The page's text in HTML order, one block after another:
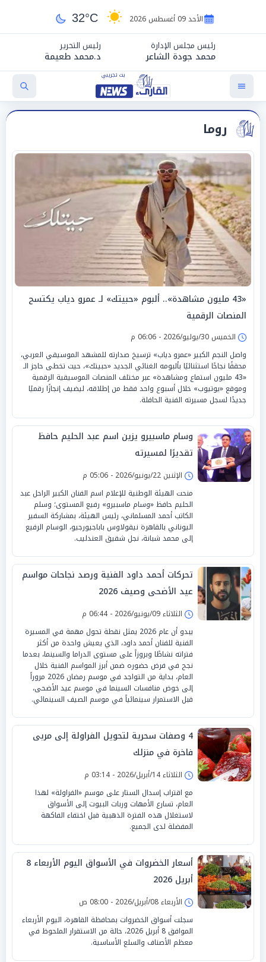
الأحد 09 أغسطس 2026 32°C
رئيس مجلس الإدارة
محمد جودة الشاعر
رئيس التحرير
د.محمد طعيمة
روما
«43 مليون مشاهدة».. ألبوم «حبيتك» لـ عمرو دياب يكتسح
المنصات الرقمية
الخميس 30/يوليو/2026 - 06:06 م
واصل النجم الكبير «عمرو دياب» ترسيخ صدارته للمشهد الموسيقي العربي،
محققًا نجاحًا استثنائيًا بألبومه الغنائي الجديد «حبيتك»، حيث تخطى حاجز الـ
«43 مليون استماع ومشاهدة» عبر مختلف المنصات الموسيقية الرقمية
وموقع «يوتيوب» خلال أسبوع واحد فقط من إطلاقه، ليضيف إنجازًا رقميًا
جديدًا لسجل مسيرته الفنية الحافلة.
وسام ماسبيرو يزين اسم عبد الحليم حافظ
تقديرًا لمسيرته
الإثنين 22/يونيو/2026 - 05:06 م
منحت الهيئة الوطنية للإعلام اسم الفنان الكبير الراحل عبد
الحليم حافظ «وسام ماسبيرو» رفيع المستوى؛ وسلم
الكاتب أحمد المسلماني، رئيس الهيئة، بمشاركة السفير
اليوناني بالقاهرة نيقولاوس باباجيورجيو، الوسام الرفيع
إلى محمد شبانة، نجل شقيق العندليب.
تحركات أحمد داود الفنية ورصد نجاحات مواسم
عيد الأضحى وصيف 2026
الثلاثاء 09/يونيو/2026 - 06:44 م
يبدو أن عام 2026 يمثل نقطة تحول مهمة في المسيرة
الفنية للفنان أحمد داود، الذي يعيش واحدة من أكثر
فتراته نشاطًا وبروزاً على مستوى الدراما والسينما، بعدما
نجح في فرض حضوره ضمن أبرز المواسم الفنية خلال
العام، بداية من التواجد في موسم رمضان 2026 مروراً
إلى خوض منافسات السينما في موسم عيد الأضحى،
قبل الاستمرار سينمائياً في موسم الصيف السينمائي.
4 وصفات سحرية لتحويل الفراولة إلى مربى
فاخرة في منزلك
الثلاثاء 14/أبريل/2026 - 03:14 م
مع اقتراب إسدال الستار على موسم «الفراولة» لهذا
العام، تسارع الأمهات وربات البيوت إلى الأسواق
لاستغلال هذه الفترة الذهبية قبل اختفاء الفاكهة
المفضلة لدى الجميع.
أسعار الخضروات في الأسواق اليوم الأربعاء 8
أبريل 2026
الأربعاء 08/أبريل/2026 - 08:00 ص
سجلت أسواق الخضروات بمحافظة القاهرة، اليوم الأربعاء
الموافق 8 أبريل 2026، حالة من الاستقرار الملحوظ في
معظم الأصناف والسلع الأساسية.